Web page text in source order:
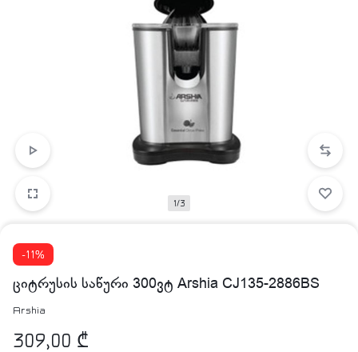
1/3
-11%
ციტრუსის საწური 300ვტ Arshia CJ135-2886BS
Arshia
309,00 ₾